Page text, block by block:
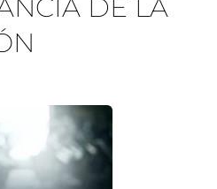
DE LA